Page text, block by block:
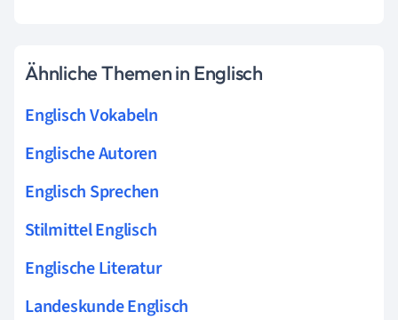
Ähnliche Themen in Englisch
Englisch Vokabeln
Englische Autoren
Englisch Sprechen
Stilmittel Englisch
Englische Literatur
Landeskunde Englisch